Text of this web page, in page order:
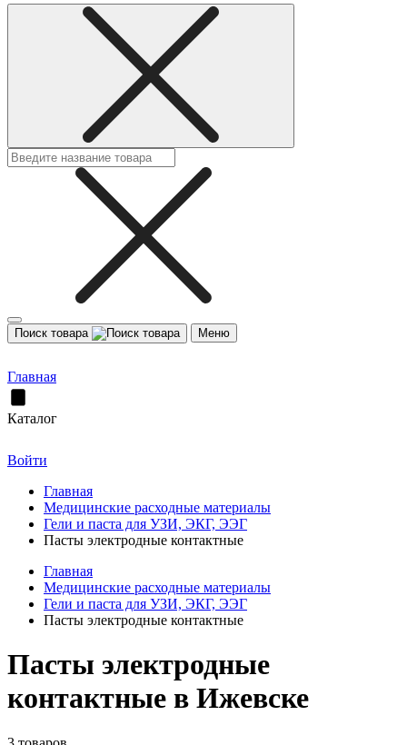
Поиск товара Меню
Главная
Каталог
Войти
Главная
Медицинские расходные материалы
Гели и паста для УЗИ, ЭКГ, ЭЭГ
Пасты электродные контактные
Главная
Медицинские расходные материалы
Гели и паста для УЗИ, ЭКГ, ЭЭГ
Пасты электродные контактные
Пасты электродные
контактные в Ижевске